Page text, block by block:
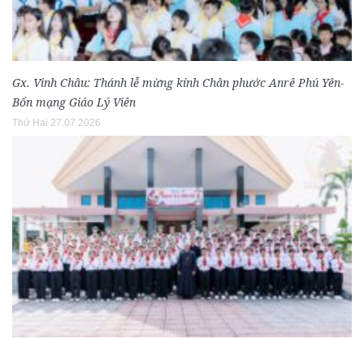
Gx. Vinh Châu: Thánh lễ mừng kính Chân phước Anrê Phú Yên-
Bổn mạng Giáo Lý Viên
Thứ Hai 27.07.2026